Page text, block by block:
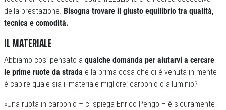
della prestazione. Bisogna trovare il giusto equilibrio tra qualità,
tecnica e comodità.
IL MATERIALE
Abbiamo così pensato a qualche domanda per aiutarvi a cercare
le prime ruote da strada e la prima cosa che ci è venuta in mente
è capire quale sia il materiale migliore: carbonio o alluminio?
«Una ruota in carbonio – ci spiega Enrico Pengo – è sicuramente